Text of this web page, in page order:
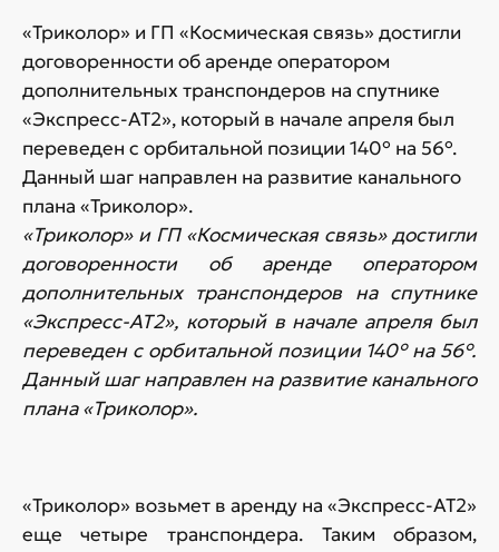
«Триколор» и ГП «Космическая связь» достигли
договоренности об аренде оператором
дополнительных транспондеров на спутнике
«Экспресс-АТ2», который в начале апреля был
переведен с орбитальной позиции 140° на 56°.
Данный шаг направлен на развитие канального
плана «Триколор».
«Триколор» и ГП «Космическая связь» достигли
договоренности об аренде оператором
дополнительных транспондеров на спутнике
«Экспресс-АТ2», который в начале апреля был
переведен с орбитальной позиции 140° на 56°.
Данный шаг направлен на развитие канального
плана «Триколор».
«Триколор» возьмет в аренду на «Экспресс-АТ2»
еще четыре транспондера. Таким образом,